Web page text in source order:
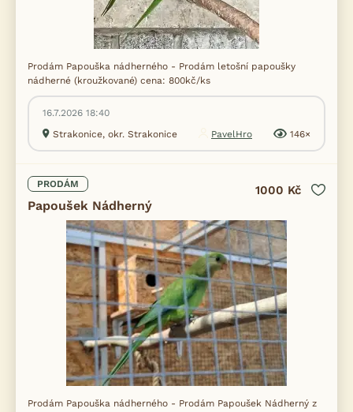
Prodám Papouška nádherného - Prodám letošní papoušky
nádherné (kroužkované) cena: 800kč/ks
16.7.2026 18:40
Strakonice, okr. Strakonice
PavelHro 146×
PRODÁM
Papoušek Nádherný
1000 Kč
Prodám Papouška nádherného - Prodám Papoušek Nádherný z